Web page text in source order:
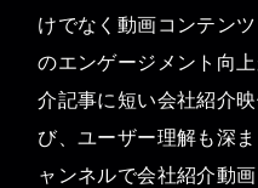
けでなく動画コンテン
のエンゲージメント向
介記事に短い会社紹介
び、ユーザー理解も深
ャンネルで会社紹介動